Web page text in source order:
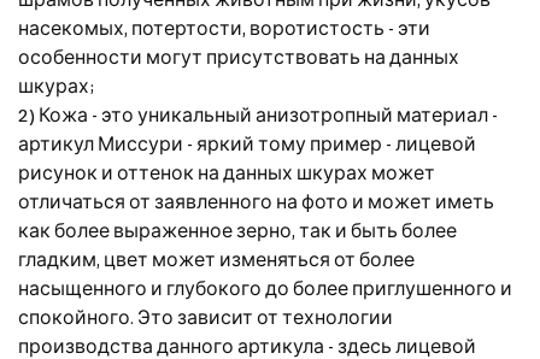
насекомых, потертости, воротистость - эти
особенности могут присутствовать на данных
шкурах;
2) Кожа - это уникальный анизотропный материал -
артикул Миссури - яркий тому пример - лицевой
рисунок и оттенок на данных шкурах может
отличаться от заявленного на фото и может иметь
как более выраженное зерно, так и быть более
гладким, цвет может изменяться от более
насыщенного и глубокого до более приглушенного и
спокойного. Это зависит от технологии
производства данного артикула - здесь лицевой